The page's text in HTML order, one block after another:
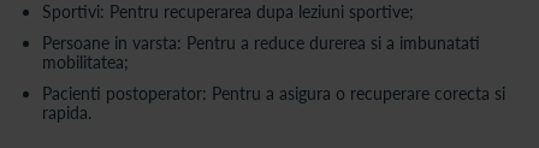
Sportivi: Pentru recuperarea dupa leziuni sportive;
Persoane in varsta: Pentru a reduce durerea si a imbunatati
mobilitatea;
Pacienti postoperator: Pentru a asigura o recuperare corecta si
rapida.